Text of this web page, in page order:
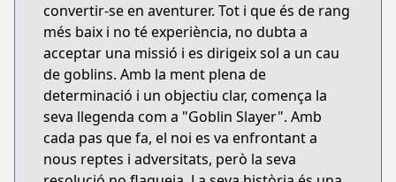
convertir-se en aventurer. Tot i que és de rang
més baix i no té experiència, no dubta a
acceptar una missió i es dirigeix sol a un cau
de goblins. Amb la ment plena de
determinació i un objectiu clar, comença la
seva llegenda com a "Goblin Slayer". Amb
cada pas que fa, el noi es va enfrontant a
nous reptes i adversitats, però la seva